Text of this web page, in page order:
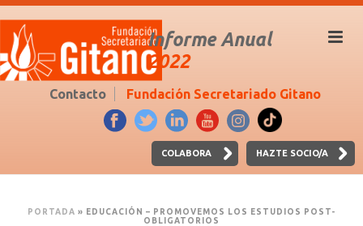
Informe Anual
2022
Contacto Fundación Secretariado Gitano
COLABORA HAZTE SOCIO/A
PORTADA » EDUCACIÓN – PROMOVEMOS LOS ESTUDIOS POST-
OBLIGATORIOS